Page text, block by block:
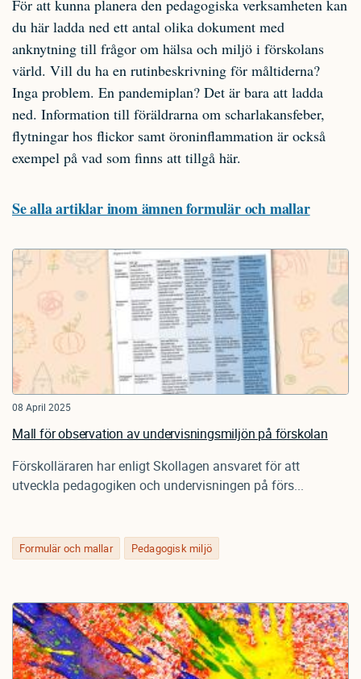
För att kunna planera den pedagogiska verksamheten kan
du här ladda ned ett antal olika dokument med
anknytning till frågor om hälsa och miljö i förskolans
värld. Vill du ha en rutinbeskrivning för måltiderna?
Inga problem. En pandemiplan? Det är bara att ladda
ned. Information till föräldrarna om scharlakansfeber,
flytningar hos flickor samt öroninflammation är också
exempel på vad som finns att tillgå här.
Se alla artiklar inom ämnen formulär och mallar
Formulär och mallar Pedagogisk miljö
08 April 2025
Mall för observation av undervisningsmiljön på förskolan
Förskolläraren har enligt Skollagen ansvaret för att
utveckla pedagogiken och undervisningen på förs...